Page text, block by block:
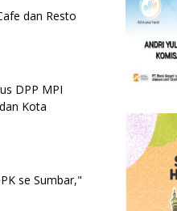
dan Resto
DPP MPI
Kota
se Sumbar,"